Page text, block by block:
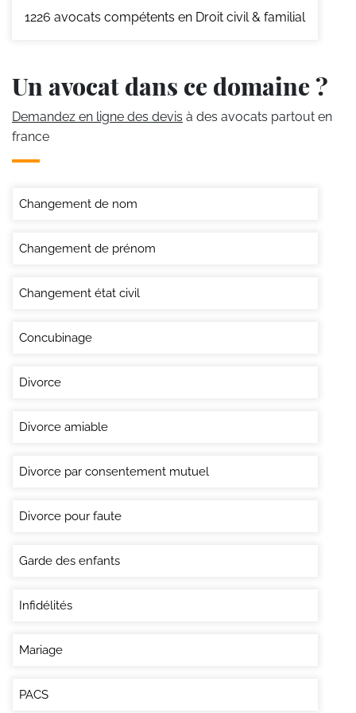
1226 avocats compétents en Droit civil & familial
Un avocat dans ce domaine ?
Demandez en ligne des devis à des avocats partout en
france
Changement de nom
Changement de prénom
Changement état civil
Concubinage
Divorce
Divorce amiable
Divorce par consentement mutuel
Divorce pour faute
Garde des enfants
Infidélités
Mariage
PACS